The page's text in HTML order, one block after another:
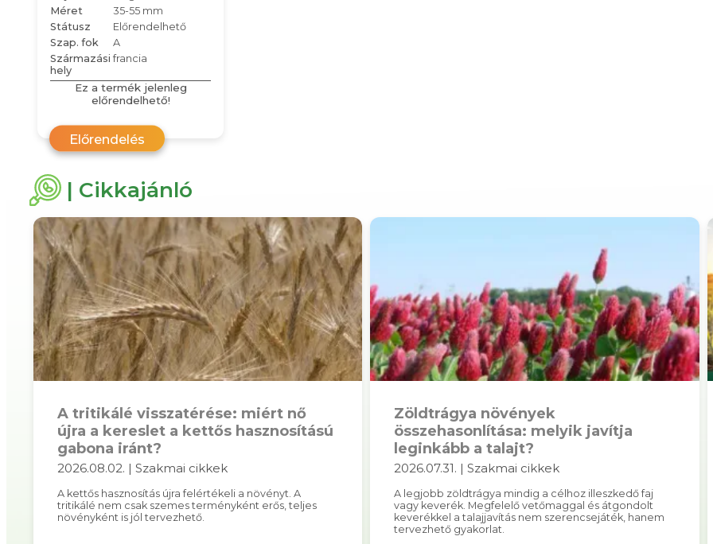
Méret
35-55 mm
Státusz
Előrendelhető
Szap. fok
A
Származási
hely
francia
Ez a termék jelenleg
előrendelhető!
Előrendelés
| Cikkajánló
A tritikálé visszatérése: miért nő
újra a kereslet a kettős hasznosítású
gabona iránt?
2026.08.02. | Szakmai cikkek
A kettős hasznosítás újra felértékeli a növényt. A
tritikálé nem csak szemes terményként erős, teljes
növényként is jól tervezhető.
Zöldtrágya növények
összehasonlítása: melyik javítja
leginkább a talajt?
2026.07.31. | Szakmai cikkek
A legjobb zöldtrágya mindig a célhoz illeszkedő faj
vagy keverék. Megfelelő vetőmaggal és átgondolt
keverékkel a talajjavítás nem szerencsejáték, hanem
tervezhető gyakorlat.